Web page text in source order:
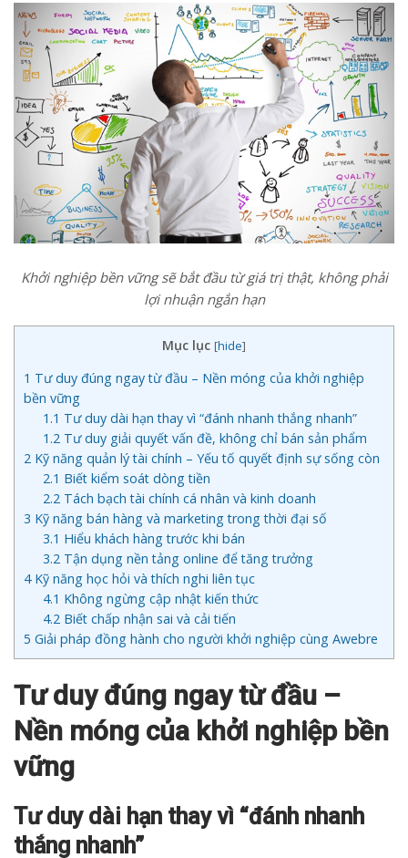
Khởi nghiệp bền vững sẽ bắt đầu từ giá trị thật, không phải
lợi nhuận ngắn hạn
Mục lục [hide]
1 Tư duy đúng ngay từ đầu – Nền móng của khởi nghiệp
bền vững
1.1 Tư duy dài hạn thay vì “đánh nhanh thắng nhanh”
1.2 Tư duy giải quyết vấn đề, không chỉ bán sản phẩm
2 Kỹ năng quản lý tài chính – Yếu tố quyết định sự sống còn
2.1 Biết kiểm soát dòng tiền
2.2 Tách bạch tài chính cá nhân và kinh doanh
3 Kỹ năng bán hàng và marketing trong thời đại số
3.1 Hiểu khách hàng trước khi bán
3.2 Tận dụng nền tảng online để tăng trưởng
4Kỹ năng học hỏi và thích nghi liên tục
4.1 Không ngừng cập nhật kiến thức
4.2 Biết chấp nhận sai và cải tiến
5 Giải pháp đồng hành cho người khởi nghiệp cùng Awebre
Tư duy đúng ngay từ đầu –
Nền móng của khởi nghiệp bền
vững
Tư duy dài hạn thay vì “đánh nhanh
thắng nhanh”